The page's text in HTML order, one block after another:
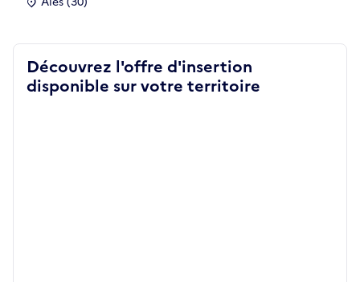
Découvrez l'offre d'insertion
disponible sur votre territoire